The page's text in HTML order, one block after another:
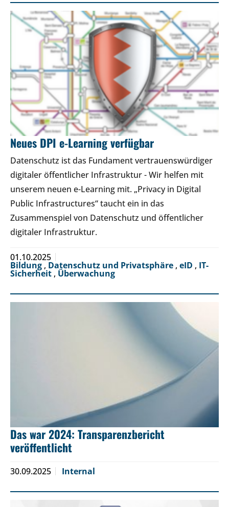
Neues DPI e-Learning verfügbar
Datenschutz ist das Fundament vertrauenswürdiger
digitaler öffentlicher Infrastruktur - Wir helfen mit
unserem neuen e-Learning mit. „Privacy in Digital
Public Infrastructures“ taucht ein in das
Zusammenspiel von Datenschutz und öffentlicher
digitaler Infrastruktur.
01.10.2025
Bildung , Datenschutz und Privatsphäre , eID , IT-
Sicherheit , Überwachung
Das war 2024: Transparenzbericht
veröffentlicht
30.09.2025 Internal